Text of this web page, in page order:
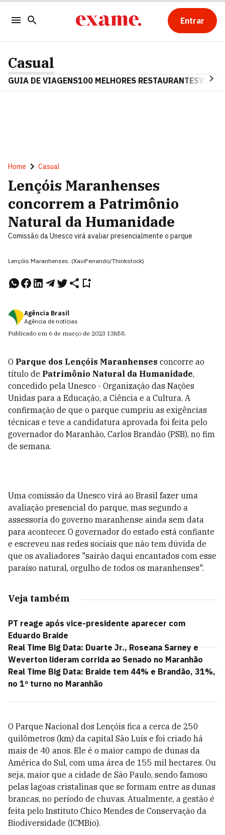
Entrar
Casual
GUIA DE VIAGENS100 MELHORES RESTAURANTES
Home Casual
Lençóis Maranhenses
concorrem a Patrimônio
Natural da Humanidade
Comissão da Unesco virá avaliar presencialmente o parque
Lençóis Maranhenses. (XaviFerrando/Thinkstock)
Agência Brasil
Agência de notícias
Publicado em 6 de março de 2023 13h58.
O Parque dos Lençóis Maranhenses concorre ao
título de Patrimônio Natural da Humanidade,
concedido pela Unesco - Organização das Nações
Unidas para a Educação, a Ciência e a Cultura. A
confirmação de que o parque cumpriu as exigências
técnicas e teve a candidatura aprovada foi feita pelo
governador do Maranhão, Carlos Brandão (PSB), no fim
de semana.
Uma comissão da Unesco virá ao Brasil fazer uma
avaliação presencial do parque, mas segundo a
assessoria do governo maranhense ainda sem data
para acontecer. O governador do estado está confiante
e escreveu nas redes sociais que não tem dúvida de
que os avaliadores "sairão daqui encantados com esse
paraíso natural, orgulho de todos os maranhenses".
Veja também
PT reage após vice-presidente aparecer com
Eduardo Braide
Real Time Big Data: Duarte Jr., Roseana Sarney e
Weverton lideram corrida ao Senado no Maranhão
Real Time Big Data: Braide tem 44% e Brandão, 31%,
no 1º turno no Maranhão
O Parque Nacional dos Lençóis fica a cerca de 250
quilômetros (km) da capital São Luís e foi criado há
mais de 40 anos. Ele é o maior campo de dunas da
América do Sul, com uma área de 155 mil hectares. Ou
seja, maior que a cidade de São Paulo, sendo famoso
pelas lagoas cristalinas que se formam entre as dunas
brancas, no período de chuvas. Atualmente, a gestão é
feita pelo Instituto Chico Mendes de Conservação da
Biodiversidade (ICMBio).